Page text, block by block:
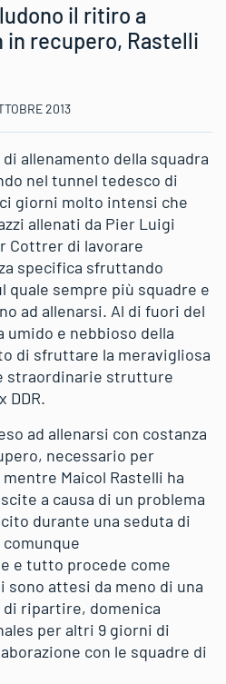
il ritiro a
in recupero, Rastelli
2013
allenamento della squadra
nel tunnel tedesco di
giorni molto intensi che
allenati da Pier Luigi
Cottrer di lavorare
specifica sfruttando
quale sempre più squadre e
ad allenarsi. Al di fuori del
e nebbioso della
di sfruttare la meravigliosa
straordinarie strutture
DDR.
ad allenarsi con costanza
necessario per
Maicol Rastelli ha
a causa di un problema
durante una seduta di
e tutto procede come
attesi da meno di una
di ripartire, domenica
per altri 9 giorni di
con le squadre di